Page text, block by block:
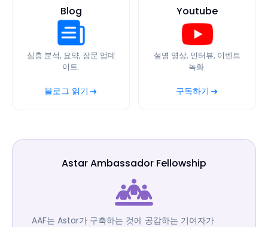
Blog
심층 분석, 요약, 장문 업데
이트.
블로그 읽기
Youtube
설명 영상, 인터뷰, 이벤트
녹화.
구독하기
Astar Ambassador Fellowship
AAF는 Astar가 구축하는 것에 공감하는 기여자가